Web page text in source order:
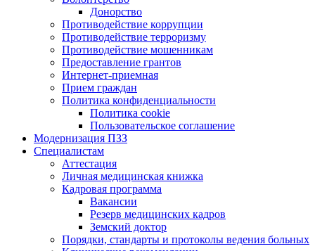
Донорство
Противодействие коррупции
Противодействие терроризму
Противодействие мошенникам
Предоставление грантов
Интернет-приемная
Прием граждан
Политика конфиденциальности
Политика cookie
Пользовательское соглашение
Модернизация ПЗЗ
Специалистам
Аттестация
Личная медицинская книжка
Кадровая программа
Вакансии
Резерв медицинских кадров
Земский доктор
Порядки, стандарты и протоколы ведения больных